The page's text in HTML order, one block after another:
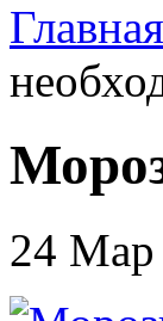
Главная
24 Мар